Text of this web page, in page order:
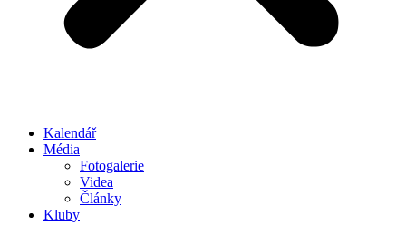
Kalendář
Média
Fotogalerie
Videa
Články
Kluby